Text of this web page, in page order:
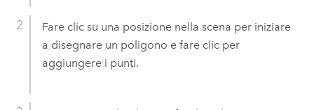
Fare clic su una posizione nella scena per iniziare
a disegnare un poligono e fare clic per
aggiungere i punti.